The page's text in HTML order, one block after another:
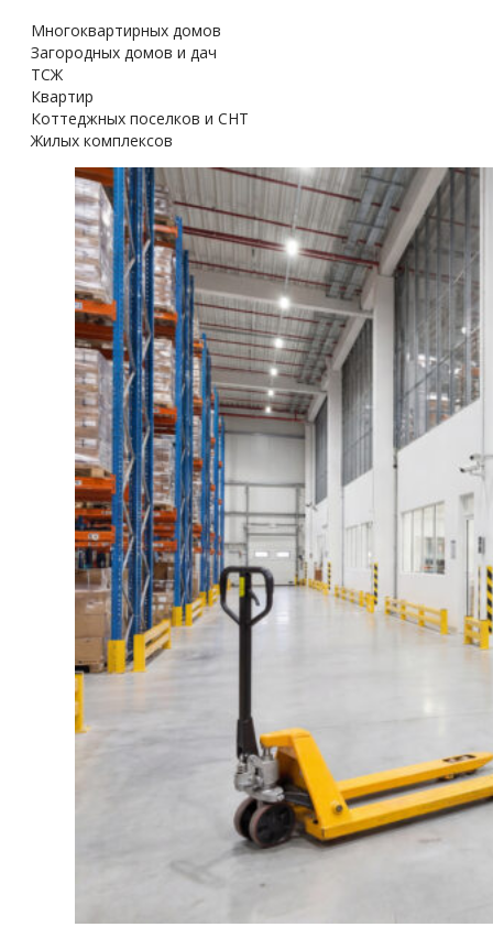
Многоквартирных домов
Загородных домов и дач
ТСЖ
Квартир
Коттеджных поселков и СНТ
Жилых комплексов